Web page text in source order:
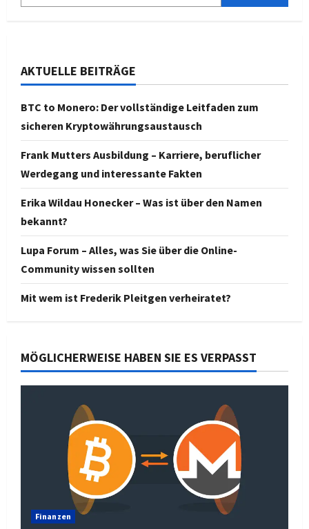
AKTUELLE BEITRÄGE
BTC to Monero: Der vollständige Leitfaden zum
sicheren Kryptowährungsaustausch
Frank Mutters Ausbildung – Karriere, beruflicher
Werdegang und interessante Fakten
Erika Wildau Honecker – Was ist über den Namen
bekannt?
Lupa Forum – Alles, was Sie über die Online-
Community wissen sollten
Mit wem ist Frederik Pleitgen verheiratet?
MÖGLICHERWEISE HABEN SIE ES VERPASST
Finanzen